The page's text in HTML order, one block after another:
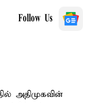
Follow Us
அதிமுகவின்